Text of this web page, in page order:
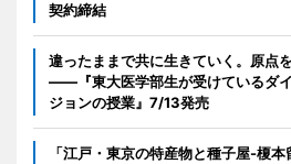
契約締結
違ったままで共に生きていく。原点
――『東大医学部生が受けているダ
ジョンの授業』7/13発売
「江戸・東京の特産物と種子屋-榎本